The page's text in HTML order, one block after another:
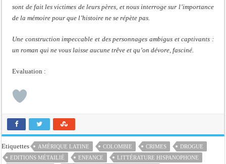
sont de fait les victimes de leurs pères, et nous interroge sur l’importance
de la mémoire pour que l’histoire ne se répète pas.
Une construction impeccable et des personnages ambigus et captivants :
un roman qui ne vous laisse aucune trêve et qu’on dévore, fasciné.
Evaluation :
Etiquettes AMÉRIQUE LATINE COLOMBIE CRIMES
DROGUE
EDITIONS MÉTAILIÉ
ENFANCE
LITTÉRATURE HISPANOPHONE